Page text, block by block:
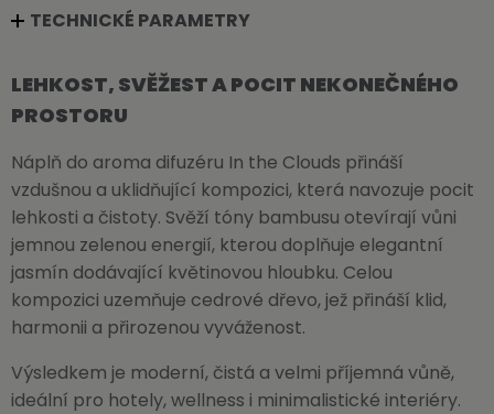
TECHNICKÉ PARAMETRY
LEHKOST, SVĚŽEST A POCIT NEKONEČNÉHO
PROSTORU
Náplň do aroma difuzéru In the Clouds přináší
vzdušnou a uklidňující kompozici, která navozuje pocit
lehkosti a čistoty. Svěží tóny bambusu otevírají vůni
jemnou zelenou energií, kterou doplňuje elegantní
jasmín dodávající květinovou hloubku. Celou
kompozici uzemňuje cedrové dřevo, jež přináší klid,
harmonii a přirozenou vyváženost.
Výsledkem je moderní, čistá a velmi příjemná vůně,
ideální pro hotely, wellness i minimalistické interiéry.